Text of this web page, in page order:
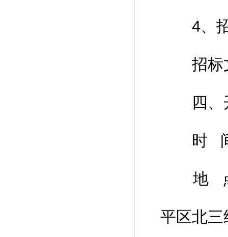
4、招
招标文
四、开
时 间
地 点
平区北三